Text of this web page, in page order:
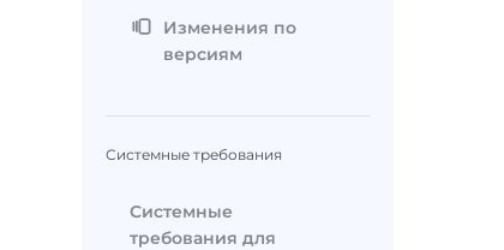
Изменения по
версиям
Системные требования
Системные
требования для